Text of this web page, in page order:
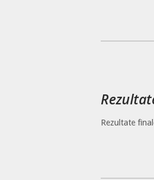
Rezultate